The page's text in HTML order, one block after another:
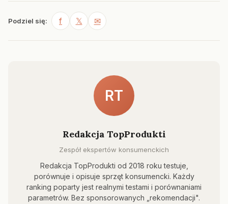
Podziel się: f 𝕏 ✉
RT
Redakcja TopProdukti
Zespół ekspertów konsumenckich
Redakcja TopProdukti od 2018 roku testuje,
porównuje i opisuje sprzęt konsumencki. Każdy
ranking poparty jest realnymi testami i porównaniami
parametrów. Bez sponsorowanych „rekomendacji".